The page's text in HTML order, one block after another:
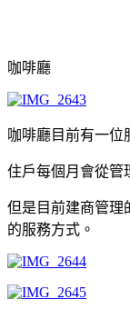
咖啡廳
咖啡廳目前有一位
住戶每個月會從管
但是目前建商管理
的服務方式。